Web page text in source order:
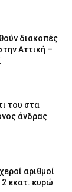
διακοπές
Αττική –
του στα
άνδρας
αριθμοί
εκατ. ευρώ